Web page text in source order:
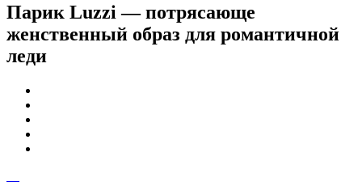
Парик Luzzi — потрясающе
женственный образ для романтичной
леди